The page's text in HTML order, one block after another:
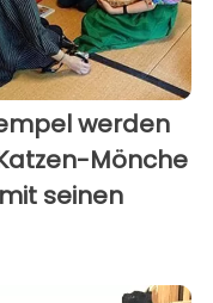
werden
Mönche
seinen